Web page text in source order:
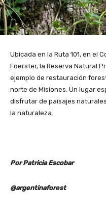
Ubicada en la Ruta 101, en el
Foerster, la Reserva Natural
ejemplo de restauración
norte de Misiones. Un lugar
disfrutar de paisajes
la naturaleza.
Por Patricia Escobar
@argentinaforest